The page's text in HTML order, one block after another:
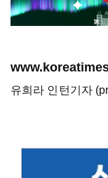
유희라 인턴기자